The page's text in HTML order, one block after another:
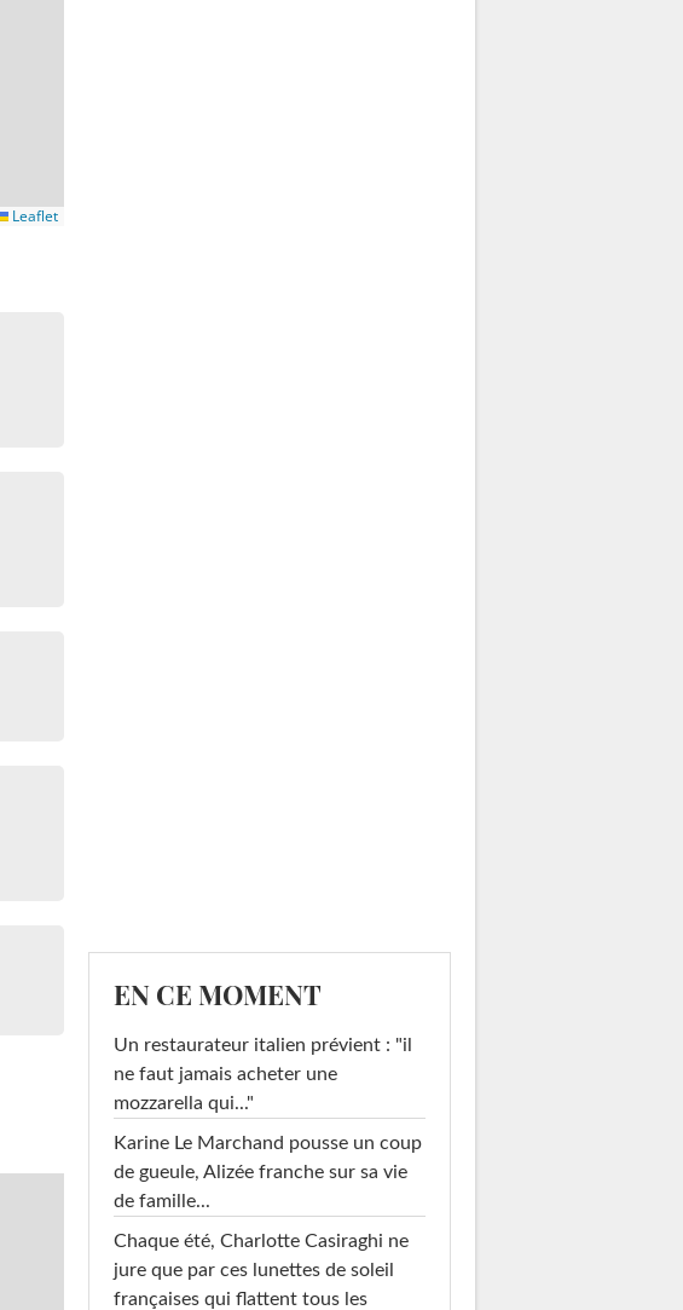
Leaflet
EN CE MOMENT
Un restaurateur italien prévient : "il
ne faut jamais acheter une
mozzarella qui..."
Karine Le Marchand pousse un coup
de gueule, Alizée franche sur sa vie
de famille...
Chaque été, Charlotte Casiraghi ne
jure que par ces lunettes de soleil
françaises qui flattent tous les